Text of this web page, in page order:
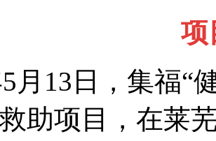
项
月13日，集福“
助项目，在莱